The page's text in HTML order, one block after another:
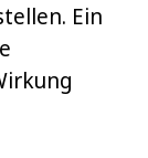
Ein